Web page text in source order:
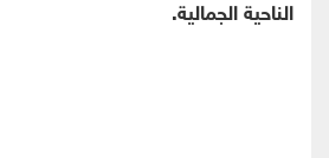
الناحية الجمالية.